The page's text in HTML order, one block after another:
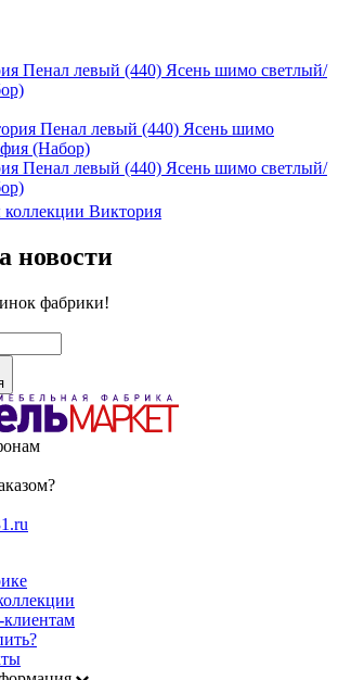
Пенал левый (440) Ясень шимо светлый/
Пенал левый (440) Ясень шимо светлый/
Виктория
новости
фабрики!
клиентам